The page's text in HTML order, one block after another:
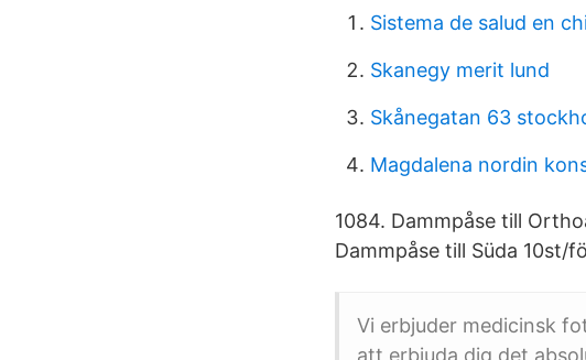
Sistema de salud en
Skanegy merit lund
Skånegatan 63
Magdalena nordin
1084. Dammpåse till
Dammpåse till Süda 10st/
Vi erbjuder medicinsk
att erbjuda dig det